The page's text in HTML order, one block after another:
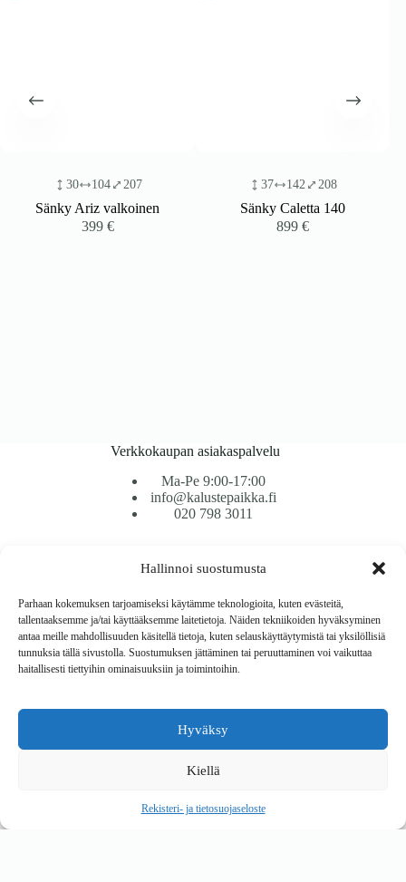
Hallinnoi suostumusta
Parhaan kokemuksen tarjoamiseksi käytämme teknologioita, kuten evästeitä,
tallentaaksemme ja/tai käyttääksemme laitetietoja. Näiden tekniikoiden hyväksyminen
antaa meille mahdollisuuden käsitellä tietoja, kuten selauskäyttäytymistä tai yksilöllisiä
tunnuksia tällä sivustolla. Suostumuksen jättäminen tai peruuttaminen voi vaikuttaa
haitallisesti tiettyihin ominaisuuksiin ja toimintoihin.
Hyväksy
Kiellä
Rekisteri- ja tietosuojaseloste
30 104 207
Sänky Ariz valkoinen
399 €
37 142 208
Sänky Caletta 140
899 €
Verkkokaupan asiakaspalvelu
Ma-Pe 9:00-17:00
info@kalustepaikka.fi
020 798 3011
Maksutavat
Vaihto ja palautus
Reklamaatiot
Tietoa
Copyright © 2026 Kalustepaikka